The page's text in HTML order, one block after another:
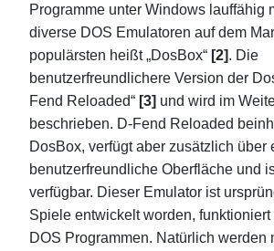
Programme unter Windows lauffähig
diverse DOS Emulatoren auf dem
populärsten heißt „DosBox“ [2]. Die
benutzerfreundlichere Version der
Fend Reloaded“ [3] und wird im
beschrieben. D-Fend Reloaded
DosBox, verfügt aber zusätzlich über
benutzerfreundliche Oberfläche und
verfügbar. Dieser Emulator ist
Spiele entwickelt worden, funktioniert
DOS Programmen. Natürlich werden